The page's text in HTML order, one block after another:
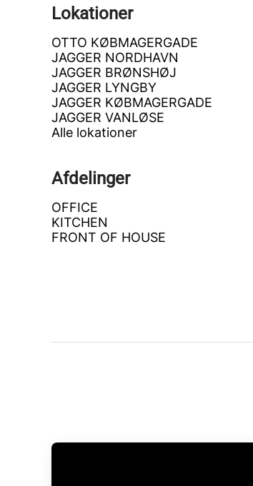
Lokationer
OTTO KØBMAGERGADE
JAGGER NORDHAVN
JAGGER BRØNSHØJ
JAGGER LYNGBY
JAGGER KØBMAGERGADE
JAGGER VANLØSE
Alle lokationer
Afdelinger
OFFICE
KITCHEN
FRONT OF HOUSE